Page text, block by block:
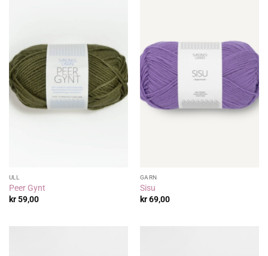
ULL
Peer Gynt
kr59,00
GARN
Sisu
kr69,00